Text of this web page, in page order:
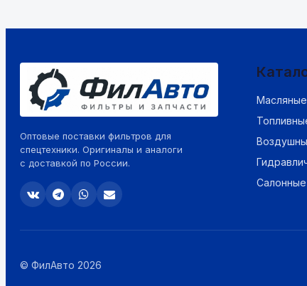
Оптовые поставки фильтров для
спецтехники. Оригиналы и аналоги
с доставкой по России.
© ФилАвто 2026